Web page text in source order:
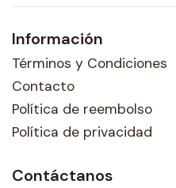
Información
Términos y Condiciones
Contacto
Política de reembolso
Política de privacidad
Contáctanos